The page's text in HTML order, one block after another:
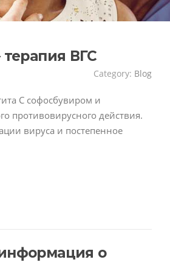
ВГС
Category: Blog
C софосбувиром и
противовирусного действия.
вируса и постепенное
о